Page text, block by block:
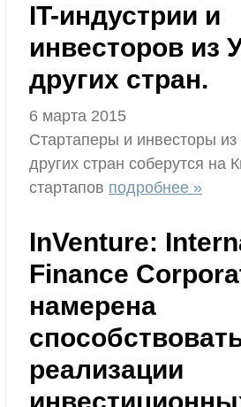
IT-индустрии и
инвесторов из
других стран.
6 марта 2015
Стартаперы и инвесторы
других стран соберутся на
стартапов подробнее »
InVenture:
Finance
намерена
реализации